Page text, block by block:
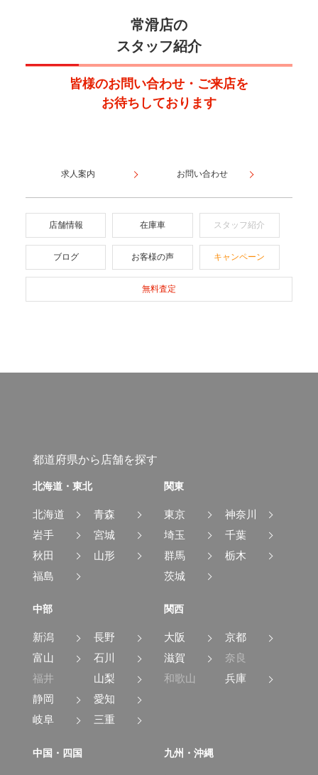
常滑店の
スタッフ紹介
皆様のお問い合わせ・ご来店を
お待ちしております
求人案内 お問い合わせ
店舗情報 在庫車 スタッフ紹介
ブログ お客様の声 キャンペーン
無料査定
都道府県から店舗を探す
北海道・東北
北海道
青森
岩手
宮城
秋田
山形
福島
関東
東京
神奈川
埼玉
千葉
群馬
栃木
茨城
中部
新潟
長野
富山
石川
福井
山梨
静岡
愛知
岐阜
三重
関西
大阪
京都
滋賀
奈良
和歌山
兵庫
中国・四国 九州・沖縄